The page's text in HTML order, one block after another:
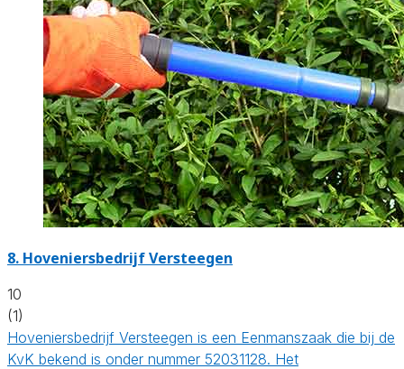
8. Hoveniersbedrijf Versteegen
10
(1)
Hoveniersbedrijf Versteegen is een Eenmanszaak die bij de
KvK bekend is onder nummer 52031128. Het